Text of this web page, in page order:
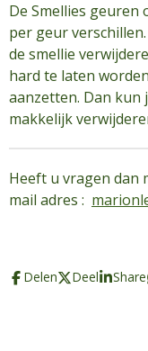
De Smellies geuren
per geur
de smellie
hard te laten
aanzetten. Dan kun
makkelijk
Heeft u vragen dan
mail adres :
Delen Deel Share